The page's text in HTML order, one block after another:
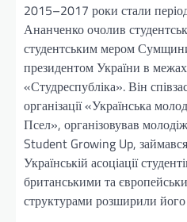
2015–2017 роки стали
Ананченко очолив
студентським мером
президентом України в
«Студреспубліка». Він
організації «Українська
Псел», організовував
Student Growing Up,
Українській асоціації
британськими та
структурами розширили його